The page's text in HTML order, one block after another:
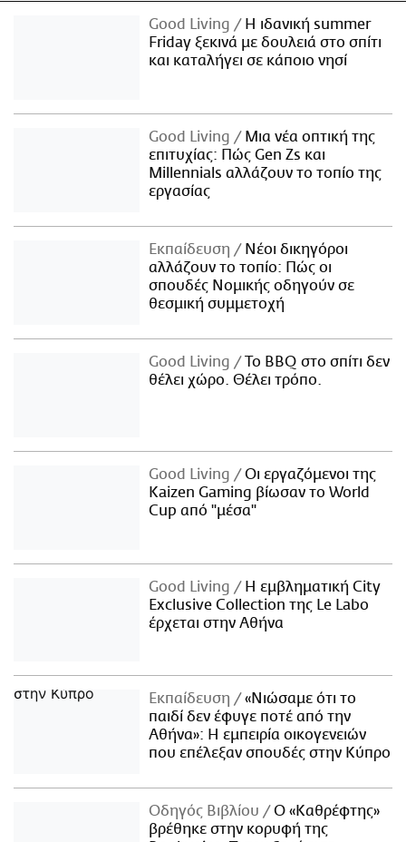
Good Living
Η ιδανική summer
Friday ξεκινά με δουλειά στο σπίτι
και καταλήγει σε κάποιο νησί
Good Living
Μια νέα οπτική της
επιτυχίας: Πώς Gen Zs και
Millennials αλλάζουν το τοπίο της
εργασίας
Εκπαίδευση
Νέοι δικηγόροι
αλλάζουν το τοπίο: Πώς οι
σπουδές Νομικής οδηγούν σε
θεσμική συμμετοχή
Good Living
Το BBQ στο σπίτι δεν
θέλει χώρο. Θέλει τρόπο.
Good Living
Οι εργαζόμενοι της
Kaizen Gaming βίωσαν το World
Cup από "μέσα"
Good Living
Η εμβληματική City
Exclusive Collection της Le Labo
έρχεται στην Αθήνα
Εκπαίδευση
«Νιώσαμε ότι το
παιδί δεν έφυγε ποτέ από την
Αθήνα»: Η εμπειρία οικογενειών
που επέλεξαν σπουδές στην Κύπρο
Οδηγός Βιβλίου
Ο «Καθρέφτης»
βρέθηκε στην κορυφή της